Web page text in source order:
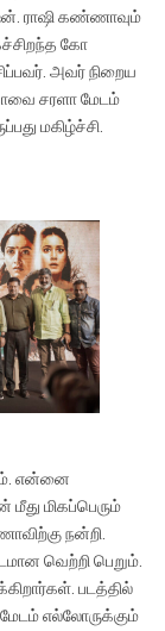
ராஷி கண்ணாவும்
கோ
அவர் நிறைய
சரளா மேடம்
மகிழ்ச்சி.
என்னை
மிகப்பெரும்
நன்றி.
வெற்றி பெறும்.
படத்தில்
எல்லோருக்கும்